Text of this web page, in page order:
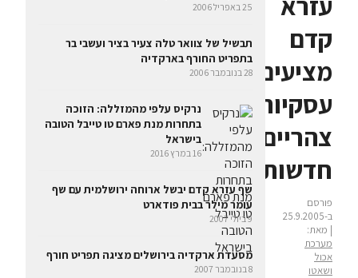
קדם
מציעים:
עסקיות
צהריים
חדשות
פורסם
ב-25.9.2005
| מאת:
מערכת
אכול
ושאטו
25 באפריל 2006
תבשיל של צוואר טלה צעיר בציר ועשבי בר
בתפריט החורף בארקדיה
28 בנובמבר 2006
נרקיס עלפי מהמזללה: הזוכה
בתחרות מנת פארם טו טייבל הטובה
בישראל
16 במרץ 2016
שף עזרא קדם יבשל ארוחה ירושלמית עם שף
עומר מילר בבית פודארט
9 ביולי 2007
מסעדת ארקדיה בירושלים מציגה תפריט חורף
8 בנובמבר 2007